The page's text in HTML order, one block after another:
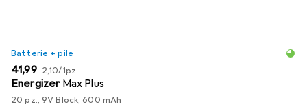
Batterie + pile
EUR
41,99 EUR
2,10/1pz.
Energizer Max Plus
20 pz., 9V Block, 600 mAh